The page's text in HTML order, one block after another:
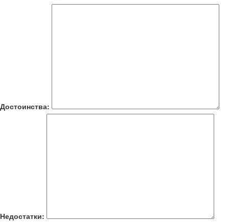
Достоинства:
Недостатки: